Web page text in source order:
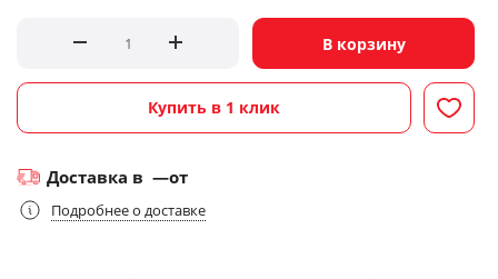
В корзину
Купить в 1 клик
Доставка в —от
Подробнее о доставке